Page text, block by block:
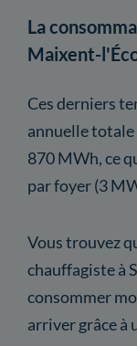
La
Maixent-
Ces derniers
annuelle
870 MWh, ce
par foyer (3
Vous trouvez
chauffagiste à
consommer
arriver grâce à